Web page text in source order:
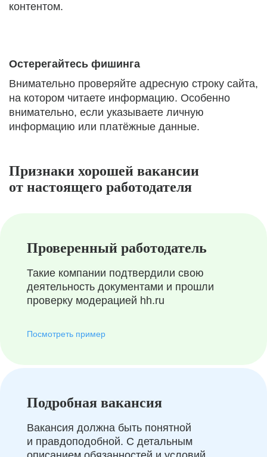
контентом.
Остерегайтесь фишинга
Внимательно проверяйте адресную строку сайта,
на котором читаете информацию. Особенно
внимательно, если указываете личную
информацию или платёжные данные.
Признаки хорошей вакансии
от настоящего работодателя
Проверенный работодатель
Такие компании подтвердили свою
деятельность документами и прошли
проверку модерацией hh.ru
Посмотреть пример
Подробная вакансия
Вакансия должна быть понятной
и правдоподобной. С детальным